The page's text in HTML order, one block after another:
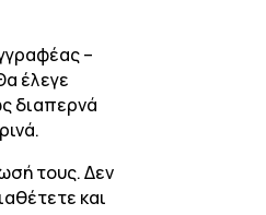
–
έλεγε
διαπερνά
τους. Δεν
και